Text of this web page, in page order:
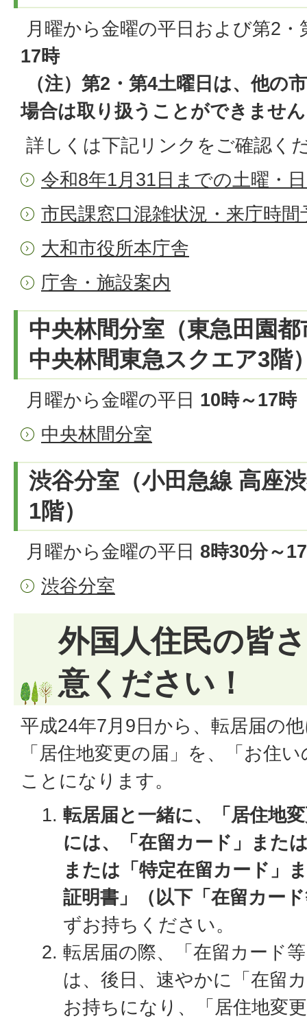
月曜から金曜の平日および第2
17時
（注）第2・第4土曜日は、他の
場合は取り扱うことができませ
詳しくは下記リンクをご確認く
令和8年1月31日までの土曜・
市民課窓口混雑状況・来庁時間
大和市役所本庁舎
庁舎・施設案内
中央林間分室（東急田園
中央林間東急スクエア3階
月曜から金曜の平日 10時～17時
中央林間分室
渋谷分室（小田急線 高座
1階）
月曜から金曜の平日 8時30分～
渋谷分室
外国人住民の皆
意ください！
平成24年7月9日から、転居届の
「居住地変更の届」を、「お住
ことになります。
転居届と一緒に、「居住地
には、「在留カード」また
または「特定在留カード」
証明書」（以下「在留カー
ずお持ちください。
転居届の際、「在留カード
は、後日、速やかに「在留
お持ちになり、「居住地変